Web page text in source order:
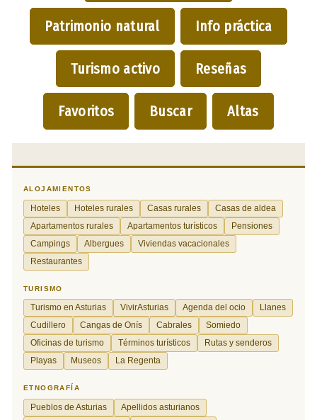
Patrimonio natural Info práctica
Turismo activo Reseñas
Favoritos Buscar Altas